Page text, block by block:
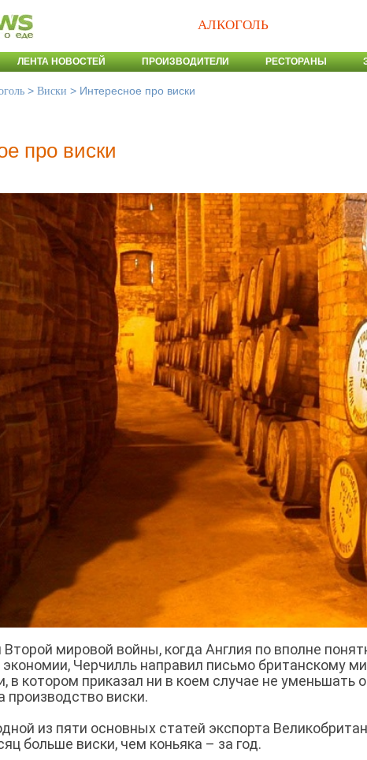
АЛКОГОЛЬ
ЛЕНТА НОВОСТЕЙ ПРОИЗВОДИТЕЛИ РЕСТОРАНЫ
> Виски > Интересное про виски
про виски
Второй мировой войны, когда Англия по вполне
Черчилль направил письмо британскому
в котором приказал ни в коем случае не уменьшать
производство виски.
из пяти основных статей экспорта
больше виски, чем коньяка – за год.